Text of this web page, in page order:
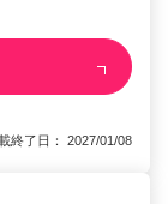
了日： 2027/01/08